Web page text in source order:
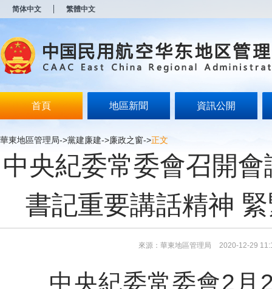
简体中文 繁體中文
首頁 地區新聞 資訊公開
華東地區管理局->黨建廉建->廉政之窗->正文
中央紀委常委會召開
書記重要講話精神
來源：華東地區管理局 2020-12-29
中央紀委常委會2月
开
无
障
说
明
按
Alt
加
波